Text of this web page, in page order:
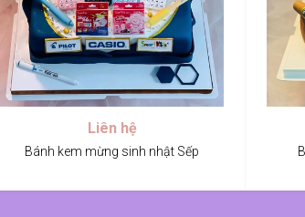
Liên hệ
Bánh kem mừng sinh nhật Sếp